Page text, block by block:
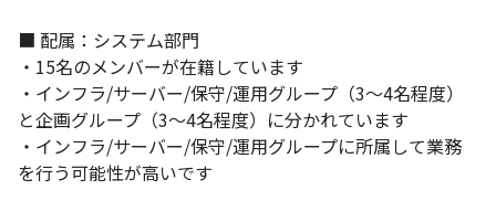
■ 配属：システム部門
・15名のメンバーが在籍しています
・インフラ/サーバー/保守/運用グループ（3～4名程度）
と企画グループ（3～4名程度）に分かれています
・インフラ/サーバー/保守/運用グループに所属して業務
を行う可能性が高いです